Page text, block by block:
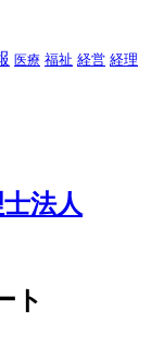
医療 福祉 経営 経理
ト